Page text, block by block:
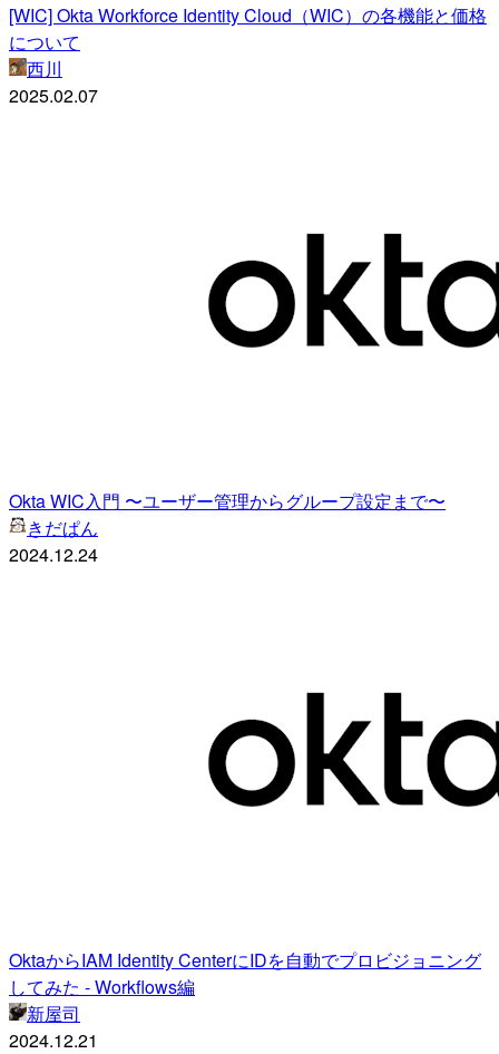
[WIC] Okta Workforce Identity Cloud（WIC）の各機能と価格
について
西川
2025.02.07
Okta WIC入門 〜ユーザー管理からグループ設定まで〜
きだぱん
2024.12.24
OktaからIAM Identity CenterにIDを自動でプロビジョニング
してみた - Workflows編
新屋司
2024.12.21